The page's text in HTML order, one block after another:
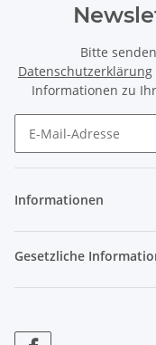
Bitte
Datenschutzerklärung
Informationen zu
Informationen
Gesetzliche